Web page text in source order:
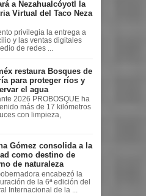
a Nezahualcóyotl la
Virtual del Taco Neza
privilegia la entrega a
y las ventas digitales
de redes ...
restaura Bosques de
para proteger ríos y
el agua
2026 PROBOSQUE ha
más de 17 kilómetros
con limpieza,
Gómez consolida a la
como destino de
de naturaleza
encabezó la
de la 6ª edición del
Internacional de la ...